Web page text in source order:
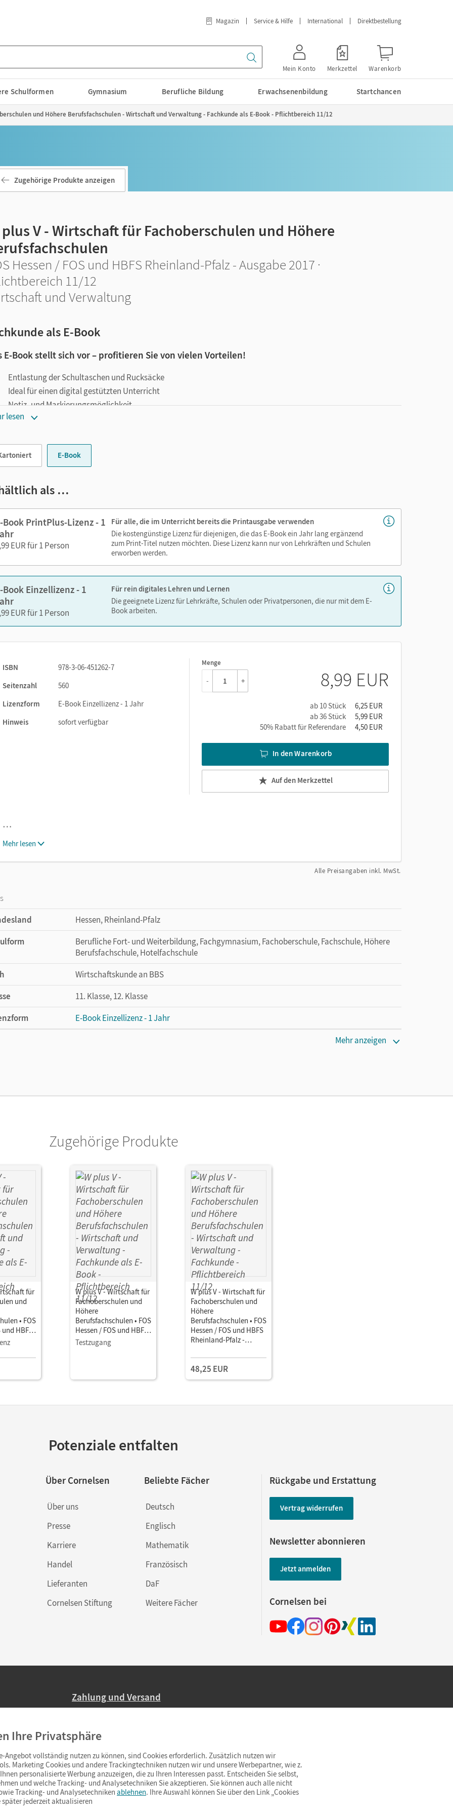
Magazin Service & Hilfe International Direktbestellung
Mein Konto Merkzettel Warenkorb
Schulformen Gymnasium Berufliche Bildung Erwachsenenbildung Startchancen
und Höhere Berufsfachschulen - Wirtschaft und Verwaltung - Fachkunde als E-Book - Pflichtbereich 11/12
Zugehörige Produkte anzeigen
plus V - Wirtschaft für Fachoberschulen und Höhere
Hessen / FOS und HBFS Rheinland-Pfalz - Ausgabe 2017 ·
11/12
und Verwaltung
als E-Book
E-Book stellt sich vor – profitieren Sie von vielen Vorteilen!
Entlastung der Schultaschen und Rucksäcke
Ideal für einen digital gestützten Unterricht
Notiz- und Markierungsmöglichkeit
Jederzeit unkompliziert verfügbar
digitale Funktionen unterstützen das Lehren und Lernen:
Notizen erstellen
Text ergänzen
Suchen im Text
Zoomen
lesen
E-Book
als …
Book PrintPlus-Lizenz - 1
EUR für 1 Person
Für alle, die im Unterricht bereits die Printausgabe verwenden
Die kostengünstige Lizenz für diejenigen, die das E-Book ein Jahr lang ergänzend
zum Print-Titel nutzen möchten. Diese Lizenz kann nur von Lehrkräften und Schulen
erworben werden.
Book Einzellizenz - 1
EUR für 1 Person
Für rein digitales Lehren und Lernen
Die geeignete Lizenz für Lehrkräfte, Schulen oder Privatpersonen, die nur mit dem E-
Book arbeiten.
ISBN
978-3-06-451262-7
Seitenzahl
560
Lizenzform
E-Book Einzellizenz - 1 Jahr
Hinweis
sofort verfügbar
Menge
1
- + 8,99 EUR
ab 10 Stück
6,25 EUR
ab 36 Stück
5,99 EUR
50% Rabatt für Referendare
4,50 EUR
In den Warenkorb
Auf den Merkzettel
…
Mehr lesen
Alle Preisangaben inkl. MwSt.
Hessen, Rheinland-Pfalz
Berufliche Fort- und Weiterbildung, Fachgymnasium, Fachoberschule, Fachschule, Höhere
Berufsfachschule, Hotelfachschule
Wirtschaftskunde an BBS
11. Klasse, 12. Klasse
E-Book Einzellizenz - 1 Jahr
Cornelsen Verlag
Mehr anzeigen
Zugehörige Produkte
für
und
• FOS
und HBFS
-
11/12
W plus V - Wirtschaft für
Fachoberschulen und
Höhere
Berufsfachschulen • FOS
Hessen / FOS und HBFS
Rheinland-Pfalz -
Ausgabe 2017 ·
Verwaltung • Fachkunde
Testzugang
W plus V - Wirtschaft für
Fachoberschulen und
Höhere
Berufsfachschulen • FOS
Hessen / FOS und HBFS
Rheinland-Pfalz -
Pflichtbereich 11/12
Wirtschaft und
Verwaltung • Fachkunde
48,25 EUR
Potenziale entfalten
Über Cornelsen
Über uns
Presse
Karriere
Handel
Lieferanten
Cornelsen Stiftung
Beliebte Fächer
Deutsch
Englisch
Mathematik
Französisch
DaF
Weitere Fächer
Rückgabe und Erstattung
Vertrag widerrufen
Newsletter abonnieren
Jetzt anmelden
Cornelsen bei
Zahlung und Versand
Ab 59,– EUR Bestellwert liefern wir versandkostenfrei innerhalb Deutschlands
(Lieferung in 3–6 Tagen).
Ihre Privatsphäre
Angebot vollständig nutzen zu können, sind Cookies erforderlich. Zusätzlich nutzen wir
Marketing Cookies und andere Trackingtechniken nutzen wir und unsere Werbepartner, wie z.
personalisierte Werbung anzuzeigen, die zu Ihren Interessen passt. Entscheiden Sie selbst,
und welche Tracking- und Analysetechniken Sie akzeptieren. Sie können auch alle nicht
Tracking- und Analysetechniken ablehnen. Ihre Auswahl können Sie über den Link „Cookies
später jederzeit aktualisieren